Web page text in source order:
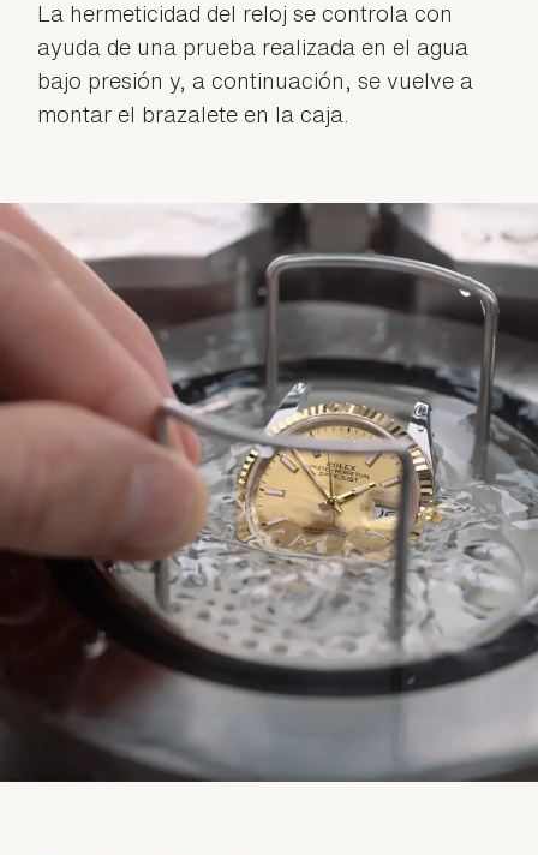
La hermeticidad del reloj se controla con
ayuda de una prueba realizada en el agua
bajo presión y, a continuación, se vuelve a
montar el brazalete en la caja.